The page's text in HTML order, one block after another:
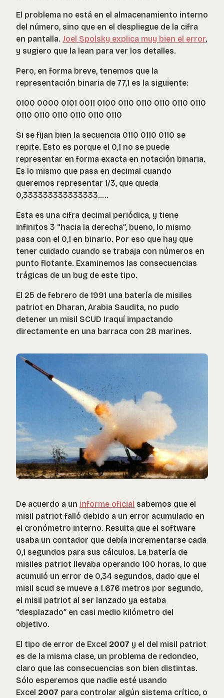
El problema no está en el almacenamiento interno
del número, sino que en el despliegue de la cifra
en pantalla. Joel Spolsky explica muy bien el error,
y sugiero que la lean para ver los detalles.
Pero, en forma breve, tenemos que la
representación binaria de 77,1 es la siguiente:
0100 0000 0101 0011 0100 0110 0110 0110 0110 0110
0110 0110 0110 0110 0110 0110
Si se fijan bien la secuencia 0110 0110 0110 se
repite. Esto es porque el 0,1 no se puede
representar en forma exacta en notación binaria.
Es lo mismo que pasa en decimal cuando
queremos representar 1/3, que queda
0,333333333333333…..
Esta es una cifra decimal periódica, y tiene
infinitos 3 “hacia la derecha”, bueno, lo mismo
pasa con el 0,1 en binario. Por eso que hay que
tener cuidado cuando se trabaja con números en
punto flotante. Examinemos las consecuencias
trágicas de un bug de este tipo.
El 25 de febrero de 1991 una batería de misiles
patriot en Dharan, Arabia Saudita, no pudo
detener un misil SCUD Iraquí impactando
directamente en una barraca con 28 marines.
De acuerdo a un informe oficial sabemos que el
misil patriot falló debido a un error acumulado en
el cronómetro interno. Resulta que el software
usaba un contador que debía incrementarse cada
0,1 segundos para sus cálculos. La batería de
misiles patriot llevaba operando 100 horas, lo que
acumuló un error de 0,34 segundos, dado que el
misil scud se mueve a 1.676 metros por segundo,
el misil patriot al ser lanzado ya estaba
“desplazado” en casi medio kilómetro del
objetivo.
El tipo de error de Excel 2007 y el del misil patriot
es de la misma clase, un problema de redondeo,
claro que las consecuencias son bien distintas.
Sólo esperemos que nadie esté usando
Excel 2007 para controlar algún sistema crítico, o